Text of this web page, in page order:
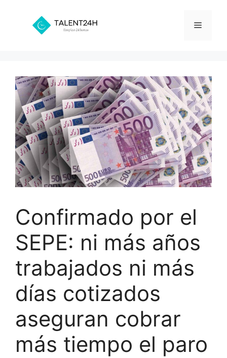
contenido
Menú
Confirmado por el
SEPE: ni más años
trabajados ni más
días cotizados
aseguran cobrar
más tiempo el paro